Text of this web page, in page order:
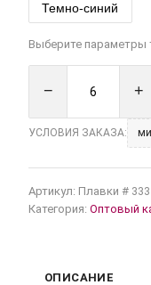
Темно-синий
Выберите параметры
− +
УСЛОВИЯ ЗАКАЗА:
Артикул: Плавки # 333
Категория: Оптовый
ОПИСАНИЕ